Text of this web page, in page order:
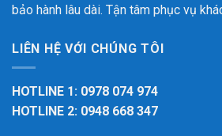
bảo hành lâu dài. Tận tâm phục vụ
LIÊN HỆ VỚI CHÚNG TÔI
HOTLINE 1: 0978 074 974
HOTLINE 2: 0948 668 347